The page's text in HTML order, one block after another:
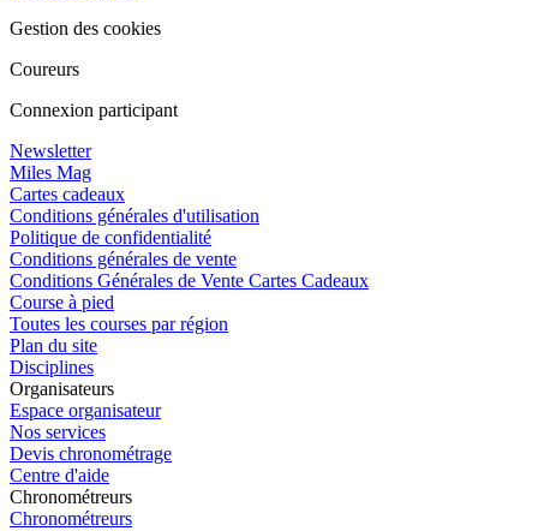
Gestion des cookies
Coureurs
Connexion participant
Newsletter
Miles Mag
Cartes cadeaux
Conditions générales d'utilisation
Politique de confidentialité
Conditions générales de vente
Conditions Générales de Vente Cartes Cadeaux
Course à pied
Toutes les courses par région
Plan du site
Disciplines
Organisateurs
Espace organisateur
Nos services
Devis chronométrage
Centre d'aide
Chronométreurs
Chronométreurs